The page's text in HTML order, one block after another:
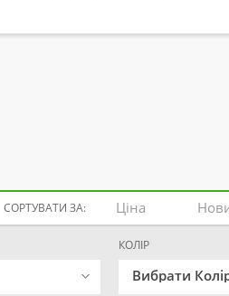
СОРТУВАТИ ЗА: Ціна
КОЛІР
Вибрати